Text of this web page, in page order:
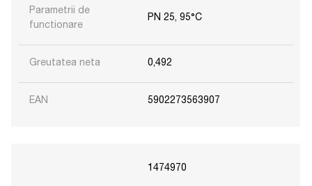
Parametrii de
functionare
PN 25, 95°C
Greutatea neta 0,492
EAN 5902273563907
1474970